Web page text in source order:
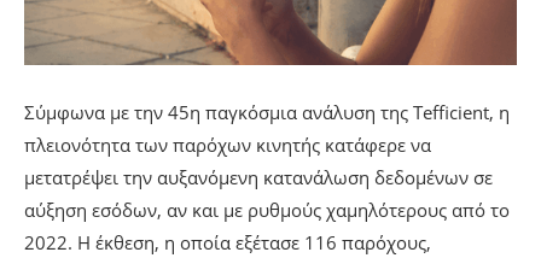
Σύμφωνα με την 45η παγκόσμια ανάλυση της Tefficient, η
πλειονότητα των παρόχων κινητής κατάφερε να
μετατρέψει την αυξανόμενη κατανάλωση δεδομένων σε
αύξηση εσόδων, αν και με ρυθμούς χαμηλότερους από το
2022. Η έκθεση, η οποία εξέτασε 116 παρόχους,